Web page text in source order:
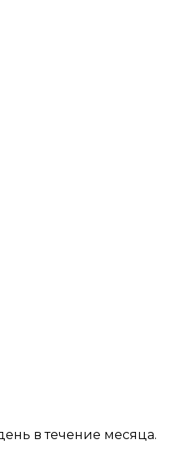
в течение месяца.